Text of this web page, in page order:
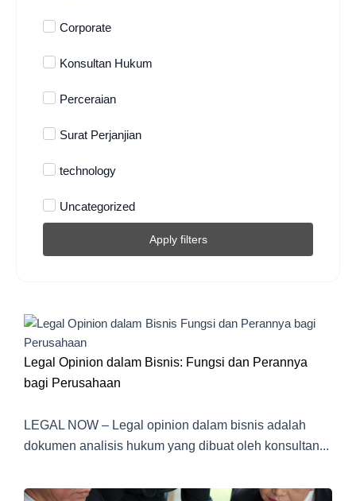
Corporate
Konsultan Hukum
Perceraian
Surat Perjanjian
technology
Uncategorized
Apply filters
Legal Opinion dalam Bisnis: Fungsi dan Perannya
bagi Perusahaan
LEGAL NOW – Legal opinion dalam bisnis adalah
dokumen analisis hukum yang dibuat oleh konsultan...